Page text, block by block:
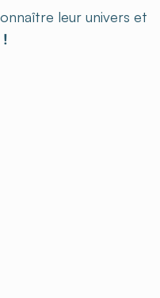
leur univers et
!